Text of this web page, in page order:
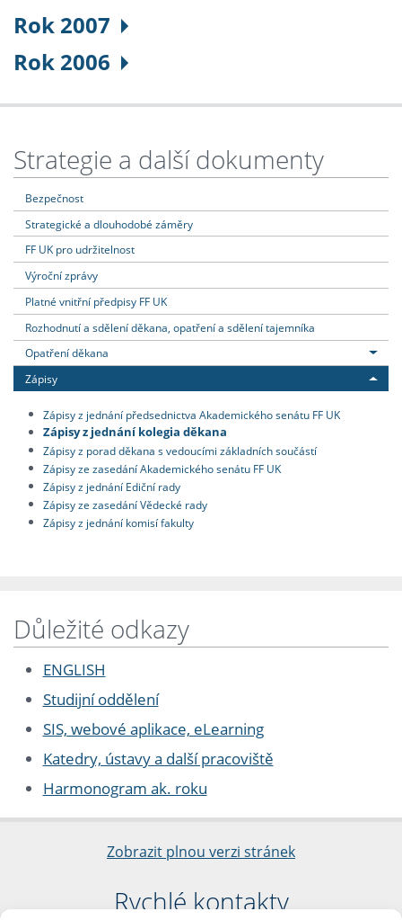
Rok 2007
Rok 2006
Strategie a další dokumenty
Bezpečnost
Strategické a dlouhodobé záměry
FF UK pro udržitelnost
Výroční zprávy
Platné vnitřní předpisy FF UK
Rozhodnutí a sdělení děkana, opatření a sdělení tajemníka
Opatření děkana
Zápisy
Zápisy z jednání předsednictva Akademického senátu FF UK
Zápisy z jednání kolegia děkana
Zápisy z porad děkana s vedoucími základních součástí
Zápisy ze zasedání Akademického senátu FF UK
Zápisy z jednání Ediční rady
Zápisy ze zasedání Vědecké rady
Zápisy z jednání komisí fakulty
Důležité odkazy
ENGLISH
Studijní oddělení
SIS, webové aplikace, eLearning
Katedry, ústavy a další pracoviště
Harmonogram ak. roku
Zobrazit plnou verzi stránek
Rychlé kontakty